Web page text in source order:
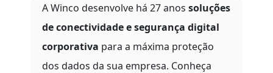
A Winco desenvolve há 27 anossoluções
de conectividade e segurança digital
corporativa para a máxima proteção
dos dados da sua empresa. Conheça